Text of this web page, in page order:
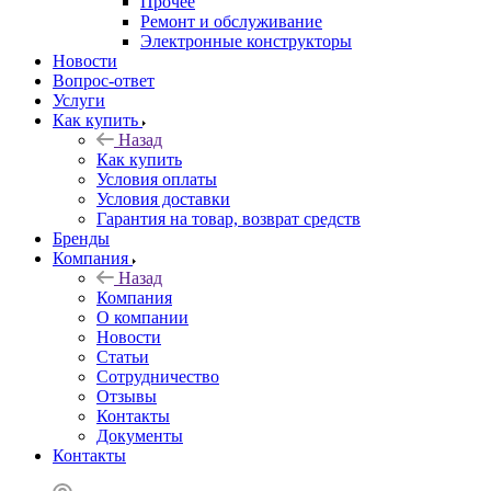
Ремонт и обслуживание
Электронные конструкторы
Новости
Вопрос-ответ
Услуги
Как купить
Назад
Как купить
Условия оплаты
Условия доставки
Гарантия на товар, возврат средств
Бренды
Компания
Назад
Компания
О компании
Новости
Статьи
Сотрудничество
Отзывы
Контакты
Документы
Контакты